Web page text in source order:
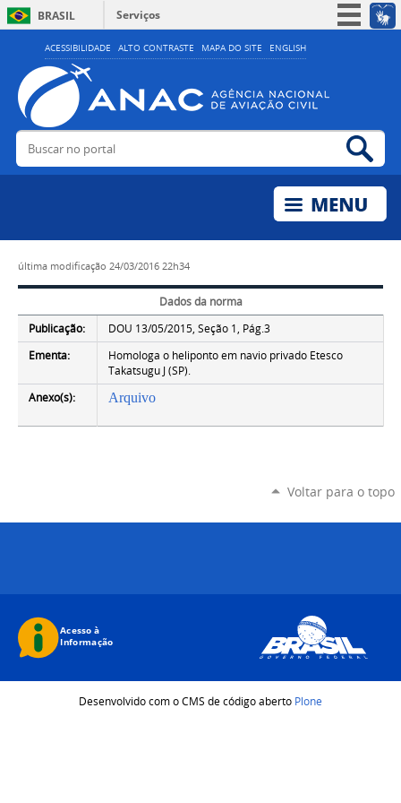
ACESSIBILIDADE ALTO CONTRASTE MAPA DO SITE ENGLISH
BRASIL
Serviços
Simplifique!
Acesso à informação
Legislação
Buscar no portal
última modificação 24/03/2016 22h34
Dados da norma
Publicação:
DOU 13/05/2015, Seção 1, Pág.3
Ementa:
Homologa o heliponto em navio privado Etesco
Takatsugu J (SP).
Anexo(s):
Arquivo
Voltar para o topo
Desenvolvido com o CMS de código aberto Plone